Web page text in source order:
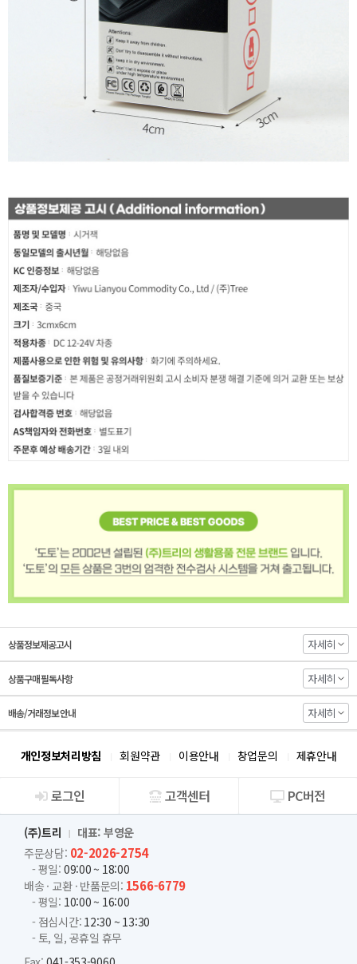
상품정보제공고시 자세히
상품구매 필독사항 자세히
배송/거래정보 안내 자세히
개인정보처리방침 회원약관 이용안내 창업문의 제휴안내
회사소개
로그인 고객센터 PC버전
(주)트리
대표: 부영운
주문상담: 02-2026-2754
- 평일: 09:00 ~ 18:00
배송 · 교환 · 반품문의: 1566-6779
- 평일: 10:00 ~ 16:00
- 점심시간: 12:30 ~ 13:30
- 토, 일, 공휴일 휴무